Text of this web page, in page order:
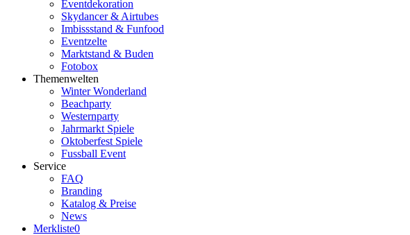
Eventdekoration
Skydancer & Airtubes
Imbissstand & Funfood
Eventzelte
Marktstand & Buden
Fotobox
Themenwelten
Winter Wonderland
Beachparty
Westernparty
Jahrmarkt Spiele
Oktoberfest Spiele
Fussball Event
Service
FAQ
Branding
Katalog & Preise
News
Merkliste0